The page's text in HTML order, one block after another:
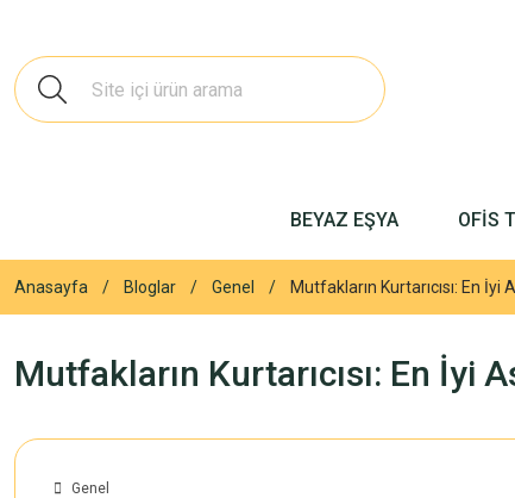
BEYAZ EŞYA OFİS
Anasayfa Bloglar Genel Mutfakların Kurtarıcısı: En
Mutfakların Kurtarıcısı: En İyi
Genel